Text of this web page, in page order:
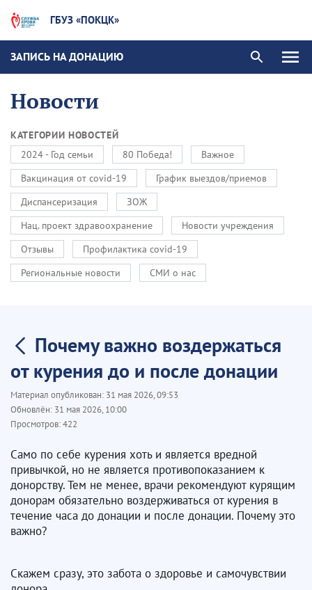
ГБУЗ «ПОКЦК»
ЗАПИСЬ НА ДОНАЦИЮ
Новости
КАТЕГОРИИ НОВОСТЕЙ
2024 - Год семьи
80 Победа!
Важное
Вакцинация от covid-19
График выездов/приемов
Диспансеризация
ЗОЖ
Нац. проект здравоохранение
Новости учреждения
Отзывы
Профилактика covid-19
Региональные новости
СМИ о нас
Почему важно воздержаться
от курения до и после донации
Материал опубликован: 31 мая 2026, 09:53
Обновлён: 31 мая 2026, 10:00
Просмотров:422
Само по себе курения хоть и является вредной
привычкой, но не является противопоказанием к
донорству. Тем не менее, врачи рекомендуют курящим
донорам обязательно воздерживаться от курения в
течение часа до донации и после донации. Почему это
важно?
Скажем сразу, это забота о здоровье и самочувствии